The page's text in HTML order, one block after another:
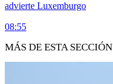
advierte Luxemburgo
08:55
MÁS DE ESTA SECCIÓN